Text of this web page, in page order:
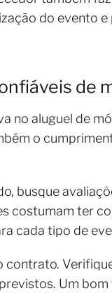
do evento
de
no aluguel de
o
busque
costumam ter
cada tipo de
Um